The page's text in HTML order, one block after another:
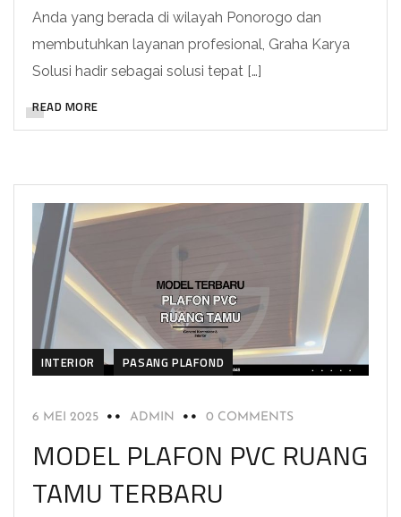
Anda yang berada di wilayah Ponorogo dan
membutuhkan layanan profesional, Graha Karya
Solusi hadir sebagai solusi tepat […]
READ MORE
INTERIOR PASANG PLAFOND
6 MEI 2025 ADMIN 0 COMMENTS
MODEL PLAFON PVC RUANG
TAMU TERBARU